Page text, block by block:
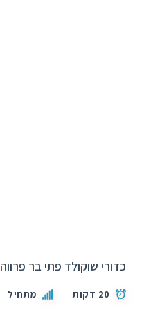
כדורי שוקולד פתי בר פרווה
20 דקות מתחיל